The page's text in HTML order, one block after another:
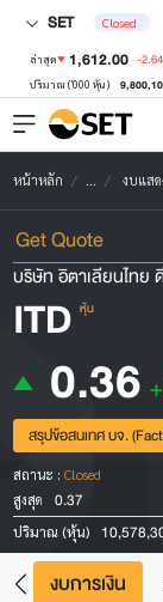
SET Closed
ล่าสุด 1,612.00 -2.64
ปริมาณ ('000 หุ้น)
หน้าหลัก ... งบแสด
บริษัท อิตาเลียนไทย
ITD หุ้น
0.36
สรุปข้อสนเทศ บจ.
สถานะ : Closed
สูงสุด
0.37
ปริมาณ (หุ้น)
งบการเงิน